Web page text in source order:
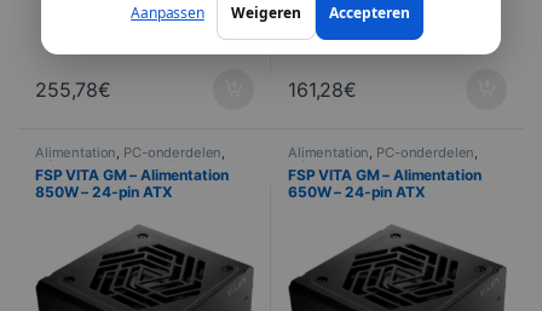
Aanpassen Weigeren Accepteren
255,78€ 161,28€
Alimentation, PC-onderdelen,
Informatica,PROMOTIONS
FSP VITA GM – Alimentation
850W – 24-pin ATX
Alimentation, PC-onderdelen,
Informatica
FSP VITA GM – Alimentation
650W – 24-pin ATX